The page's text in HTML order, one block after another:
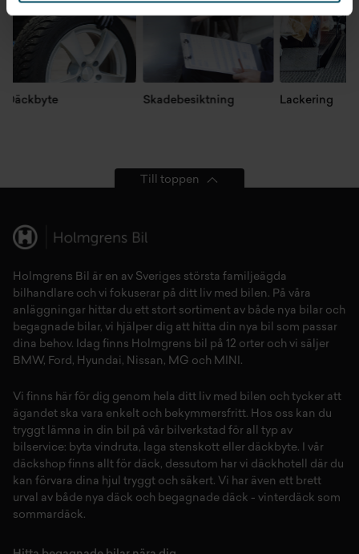
Däckbyte Skadebesiktning Lackering
Till toppen
Holmgrens Bil är en av Sveriges största familjeägda
bilhandlare och vi fokuserar på ditt liv med bilen. På våra
anläggningar hittar du ett stort sortiment av både nya bilar och
begagnade bilar, vi hjälper dig att hitta din nya bil som passar
dina behov. Idag finns Holmgrens bil på 12 orter och vi säljer
BMW, Ford, Hyundai, Nissan , MG och MINI.
Vi finns här för dig genom hela ditt liv med bilen och tycker att
ägandet ska vara enkelt och bekymmersfritt. Hos oss kan du
tryggt lämna in din bil på vår bilverkstad för all typ av
bilservice: byta vindruta, laga stenskott eller däckbyte. I vår
däckshop finns allt för däck, dessutom har vi däckhotell där du
kan förvara dina hjul tryggt och säkert. Vi har även ett brett
urval av både nya däck och begagnade däck - vinterdäck som
sommardäck.